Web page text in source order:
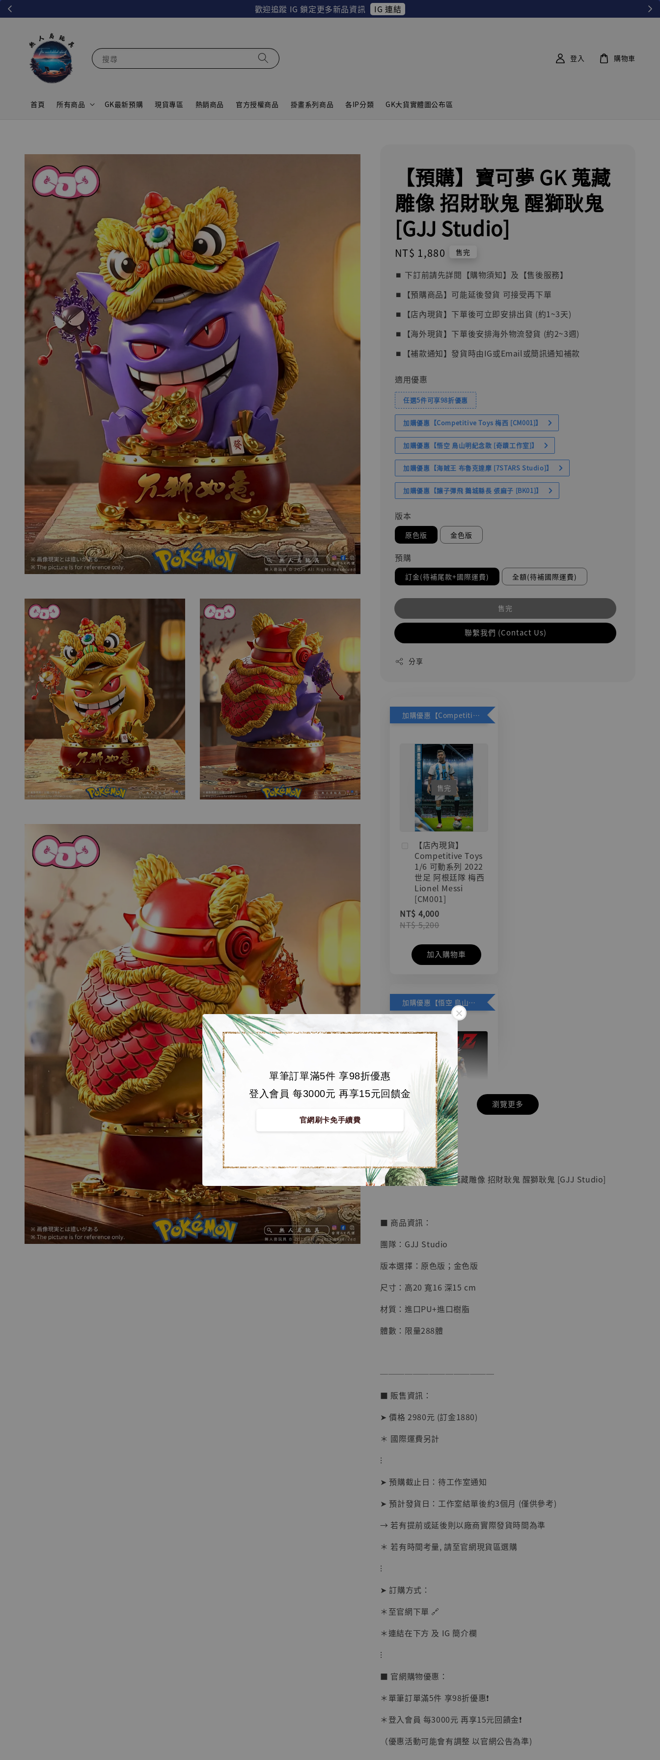
歡迎追蹤 IG 鎖定更多新品資訊 IG 連結
單筆訂單滿5件 享98折優惠
登入會員 每3000元 再享15元回饋金
官網刷卡免手續費
搜尋
首頁 所有商品 GK最新預購 現貨專區 熱銷商品 官方授權商品 掛畫系列商品 各IP分類 GK大貨實體圖公布區
登入 購物車
【預購】寶可夢 GK 蒐藏
雕像 招財耿鬼 醒獅耿鬼
[GJJ Studio]
Regular
price
NT$ 1,880 售完
⏹︎ 下訂前請先詳閱【購物須知】及【售後服務】
⏹︎【預購商品】可能延後發貨 可接受再下單
⏹︎【店內現貨】下單後可立即安排出貨 (約1~3天)
⏹︎【海外現貨】下單後安排海外物流發貨 (約2~3週)
⏹︎【補款通知】發貨時由IG或Email或簡訊通知補款
適用優惠
任選5件可享98折優惠
加購優惠【Competitive Toys 梅西 [CM001]】
加購優惠【悟空 鳥山明紀念款 [奇蹟工作室]】
加購優惠【海賊王 布魯克達摩 [7STARS Studio]】
加購優惠【讓子彈飛 鵝城縣長 張麻子 [BK01]】
版本
原色版 金色版
預購
訂金(待補尾款+國際運費) 全額(待補國際運費)
售完
聯繫我們 (Contact Us)
分享
加購優惠【Competitive Toys 梅西 [CM001]】
售完
【店內現貨】
Competitive Toys
1/6 可動系列 2022
世足 阿根廷隊 梅西
Lionel Messi
[CM001]
NT$ 4,000
NT$ 5,200
加入購物車
加購優惠【悟空 鳥山明紀念款 [奇蹟工作室]】
【店內現貨】七龍珠
系列蒐藏雕像 悟空
鳥山明紀念款 [奇蹟
工作室]
NT$ 4,280
- +
加入購物車
加購優惠【海賊王 布魯克達摩 [7STARS Studio]】
【店內現貨】海賊王
系列蒐藏雕像 布魯
克達摩 [7STARS
Studio]
加購優惠【讓子彈飛 鵝城縣長 張麻子 [BK01]】
【現貨】
BJSTUDIO 1/6系列
可動蒐藏人偶 讓子
彈飛 鵝城縣長 張麻
子 [BK01]
NT$ 5,300
- +
瀏覽更多
🏝【無人島玩具】
【預購】寶可夢 GK 蒐藏雕像 招財耿鬼 醒獅耿鬼 [GJJ Studio]
■ 商品資訊：
團隊：GJJ Studio
版本選擇：原色版；金色版
尺寸：高20 寬16 深15 cm
材質：進口PU+進口樹脂
體數：限量288體
──────────────
■ 販售資訊：
➤ 價格 2980元 (訂金1880)
＊ 國際運費另計
⁝
➤ 預購截止日：待工作室通知
➤ 預計發貨日：工作室結單後約3個月 (僅供參考)
→ 若有提前或延後則以廠商實際發貨時間為準
＊ 若有時間考量, 請至官網現貨區選購
⁝
➤ 訂購方式：
＊至官網下單 🔗
＊連結在下方 及 IG 簡介欄
⁝
■ 官網購物優惠：
＊單筆訂單滿5件 享98折優惠❗️
＊登入會員 每3000元 再享15元回饋金❗️
（優惠活動可能會有調整 以官網公告為準)